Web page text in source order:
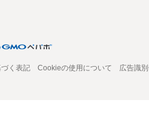
く表記 Cookieの使用について 広告識